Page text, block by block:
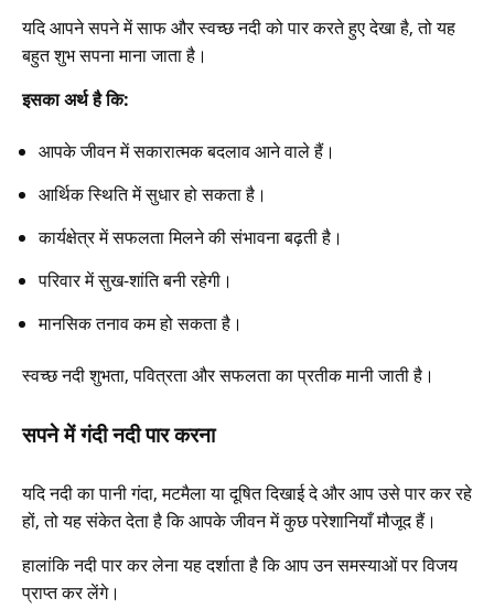
यदि आपने सपने में साफ और स्वच्छ नदी को पार करते हुए देखा है, तो यह
बहुत शुभ सपना माना जाता है।
इसका अर्थ है कि:
आपके जीवन में सकारात्मक बदलाव आने वाले हैं।
आर्थिक स्थिति में सुधार हो सकता है।
कार्यक्षेत्र में सफलता मिलने की संभावना बढ़ती है।
परिवार में सुख-शांति बनी रहेगी।
मानसिक तनाव कम हो सकता है।
स्वच्छ नदी शुभता, पवित्रता और सफलता का प्रतीक मानी जाती है।
सपने में गंदी नदी पार करना
यदि नदी का पानी गंदा, मटमैला या दूषित दिखाई दे और आप उसे पार कर रहे
हों, तो यह संकेत देता है कि आपके जीवन में कुछ परेशानियाँ मौजूद हैं।
हालांकि नदी पार कर लेना यह दर्शाता है कि आप उन समस्याओं पर विजय
प्राप्त कर लेंगे।